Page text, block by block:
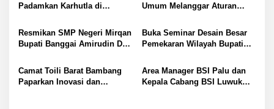
Padamkan Karhutla di
Titik Api Hanguskan 32
Pohon Kelapa
Umum Melanggar Aturan
Pimpin Pembukaan Paksa
Palang di Desa Lamo Silakan
Suarakan Aspirasi Jangan
Resmikan SMP Negeri Mirqan
Bupati Banggai Amirudin Dari
Unggul Penentu Masa Depan
Daerah
Buka Seminar Desain Besar
Pemekaran Wilayah Bupati
Pentingnya Landasan Ilmiah
Penataan Daerah
Camat Toili Barat Bambang
Paparkan Inovasi dan
Area Manager BSI Palu dan
Kepala Cabang BSI Luwuk